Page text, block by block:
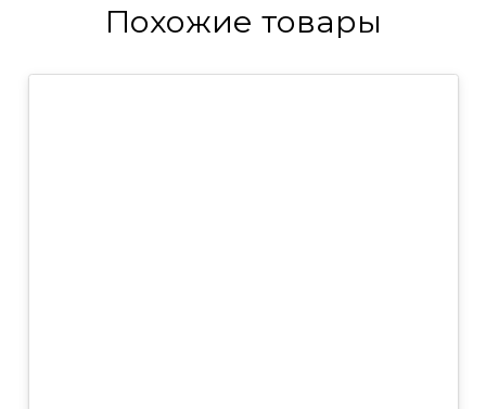
Похожие товары